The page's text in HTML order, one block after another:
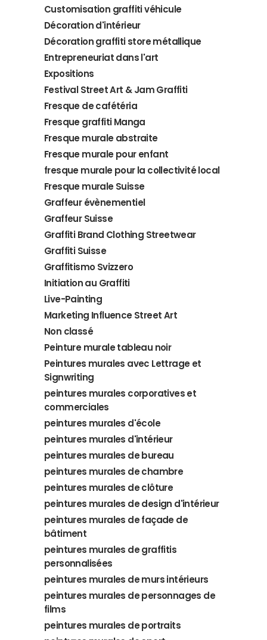
Customisation graffiti véhicule
Décoration d'intérieur
Décoration graffiti store métallique
Entrepreneuriat dans l'art
Expositions
Festival Street Art & Jam Graffiti
Fresque de cafétéria
Fresque graffiti Manga
Fresque murale abstraite
Fresque murale pour enfant
fresque murale pour la collectivité local
Fresque murale Suisse
Graffeur évènementiel
Graffeur Suisse
Graffiti Brand Clothing Streetwear
Graffiti Suisse
Graffitismo Svizzero
Initiation au Graffiti
Live-Painting
Marketing Influence Street Art
Non classé
Peinture murale tableau noir
Peintures murales avec Lettrage et
Signwriting
peintures murales corporatives et
commerciales
peintures murales d'école
peintures murales d'intérieur
peintures murales de bureau
peintures murales de chambre
peintures murales de clôture
peintures murales de design d'intérieur
peintures murales de façade de
bâtiment
peintures murales de graffitis
personnalisées
peintures murales de murs intérieurs
peintures murales de personnages de
films
peintures murales de portraits